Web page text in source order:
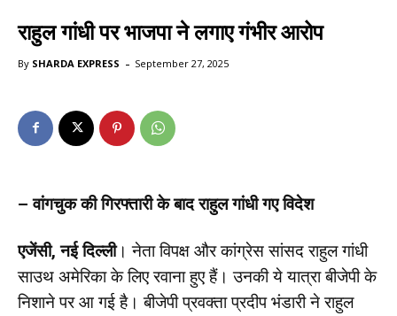
राहुल गांधी पर भाजपा ने लगाए गंभीर आरोप
By SHARDA EXPRESS - September 27, 2025
– वांगचुक की गिरफ्तारी के बाद राहुल गांधी गए विदेश
एजेंसी, नई दिल्ली। नेता विपक्ष और कांग्रेस सांसद राहुल गांधी
साउथ अमेरिका के लिए रवाना हुए हैं। उनकी ये यात्रा बीजेपी के
निशाने पर आ गई है। बीजेपी प्रवक्ता प्रदीप भंडारी ने राहुल